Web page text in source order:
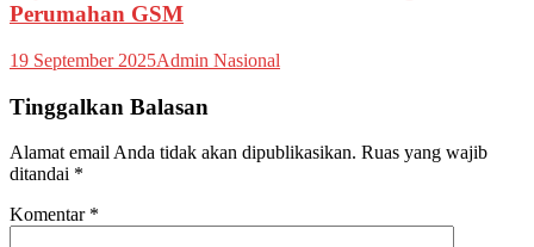
Perumahan GSM
19 September 2025Admin Nasional
Tinggalkan Balasan
Alamat email Anda tidak akan dipublikasikan. Ruas yang wajib
ditandai *
Komentar *